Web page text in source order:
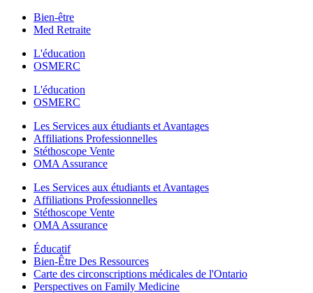
Bien-être
Med Retraite
L'éducation
OSMERC
L'éducation
OSMERC
Les Services aux étudiants et Avantages
Affiliations Professionnelles
Stéthoscope Vente
OMA Assurance
Les Services aux étudiants et Avantages
Affiliations Professionnelles
Stéthoscope Vente
OMA Assurance
Éducatif
Bien-Être Des Ressources
Carte des circonscriptions médicales de l'Ontario
Perspectives on Family Medicine